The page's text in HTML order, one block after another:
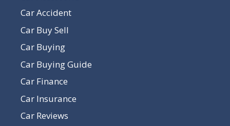
Car Accident
Car Buy Sell
Car Buying
Car Buying Guide
Car Finance
Car Insurance
Car Reviews